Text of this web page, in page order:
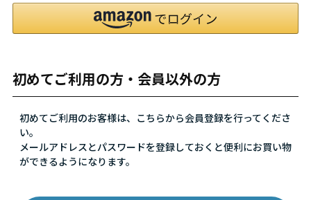
初めてご利用の方・会員以外の方
初めてご利用のお客様は、こちらから会員登録を行ってくださ
い。
メールアドレスとパスワードを登録しておくと便利にお買い物
ができるようになります。